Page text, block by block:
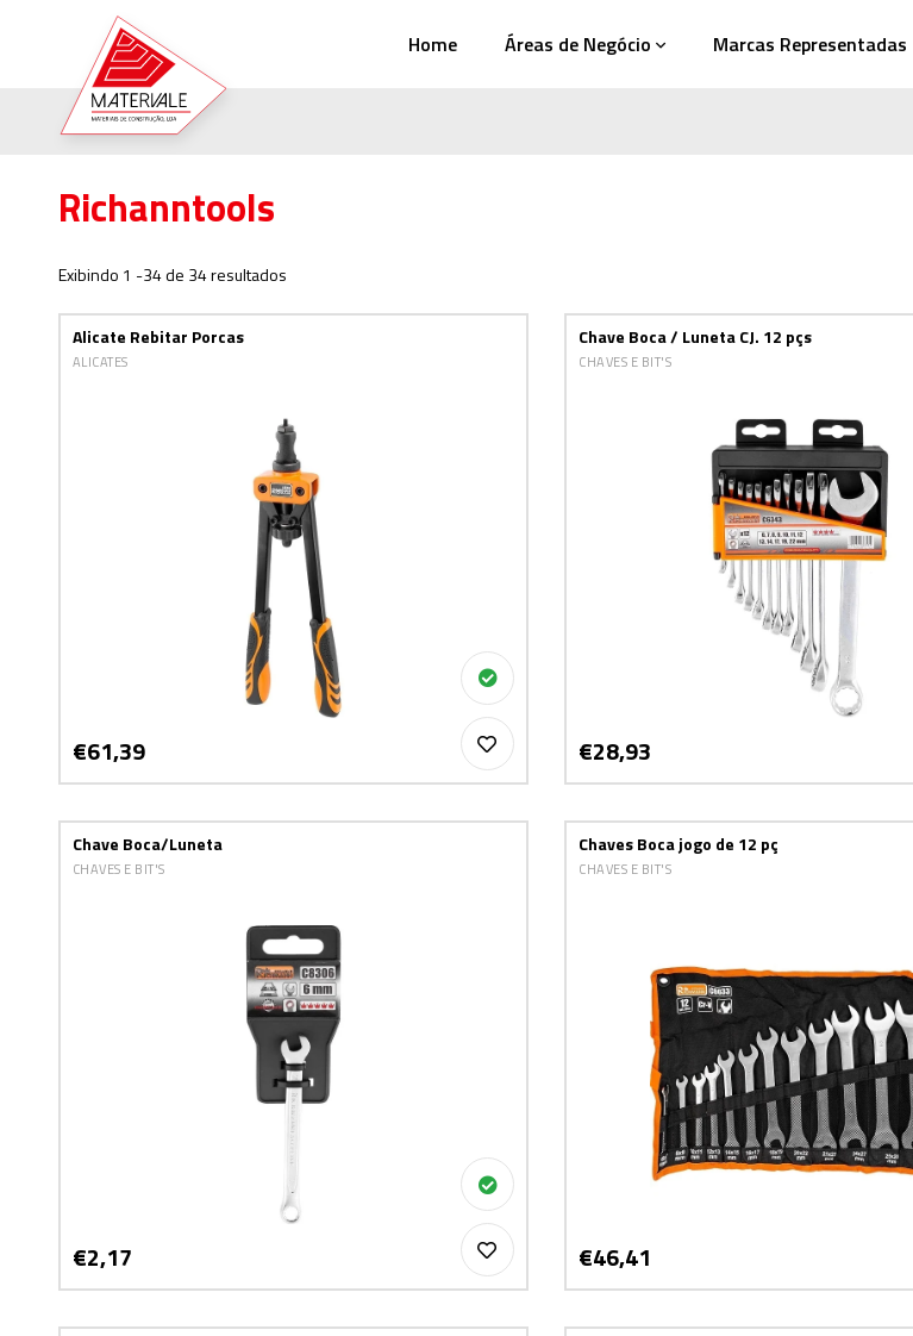
Home Áreas de Negócio Marcas Representadas
Richanntools
Exibindo 1 -34 de 34 resultados
Alicate Rebitar Porcas
ALICATES
€61,39
Chave Boca / Luneta CJ. 12 pçs
CHAVES E BIT'S
€28,93
Chave Boca/Luneta
CHAVES E BIT'S
€2,17
Chaves Boca jogo de 12 pç
CHAVES E BIT'S
€46,41